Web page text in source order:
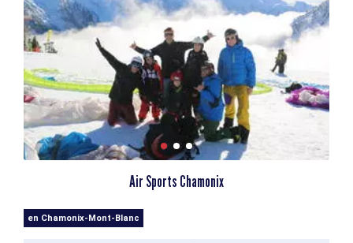
Air Sports Chamonix
en Chamonix-Mont-Blanc